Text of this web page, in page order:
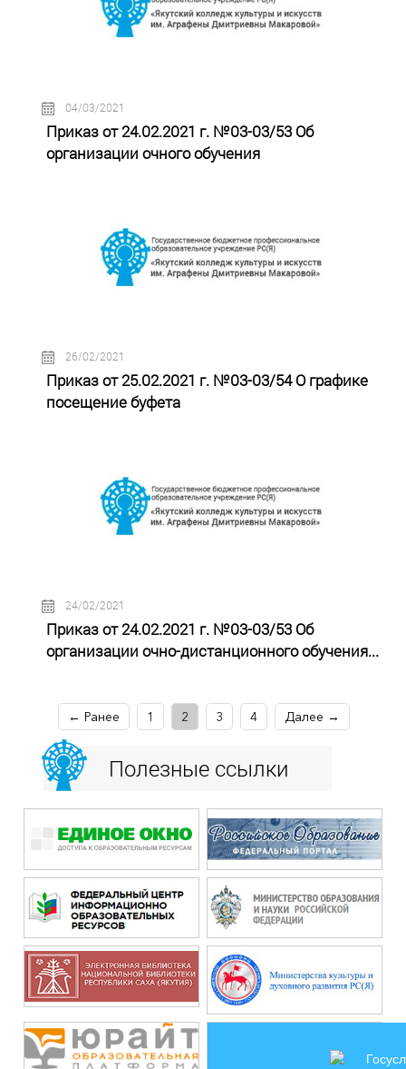
04/03/2021
Приказ от 24.02.2021 г. №03-03/53 Об
организации очного обучения
26/02/2021
Приказ от 25.02.2021 г. №03-03/54 О графике
посещение буфета
24/02/2021
Приказ от 24.02.2021 г. №03-03/53 Об
организации очно-дистанционного обучения...
← Ранее 1 2 3 4 Далее →
Полезные ссылки